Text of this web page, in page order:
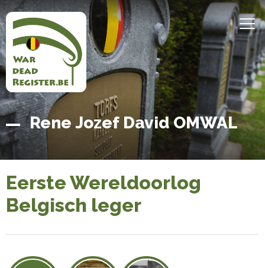
Overslaan
en
naar
de
inhoud
gaan
Home
Belgian
War
Dead
Register
Rene Jozef David OMWAL
Eerste Wereldoorlog
Belgisch leger